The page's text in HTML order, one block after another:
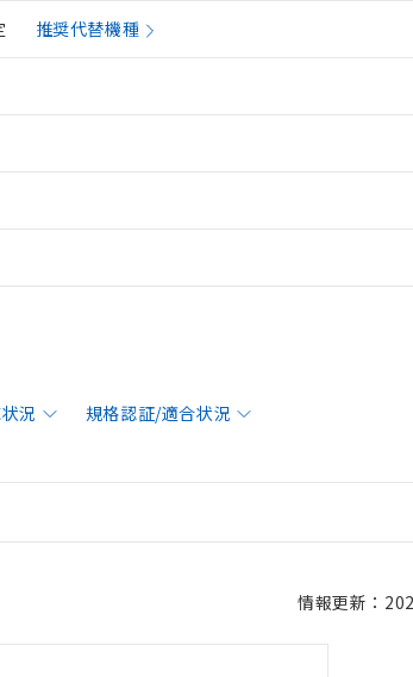
推奨代替機種
況 規格認証/適合状況
情報更新：